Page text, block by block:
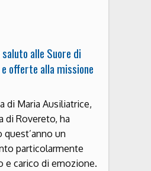
alle Suore di
offerte alla missione
di Maria Ausiliatrice,
di Rovereto, ha
quest’anno un
particolarmente
e carico di emozione.